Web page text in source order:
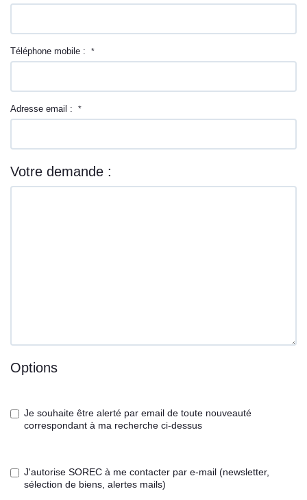
Téléphone mobile : *
Adresse email : *
Votre demande :
Options
Je souhaite être alerté par email de toute nouveauté
correspondant à ma recherche ci-dessus
J'autorise SOREC à me contacter par e-mail (newsletter,
sélection de biens, alertes mails)